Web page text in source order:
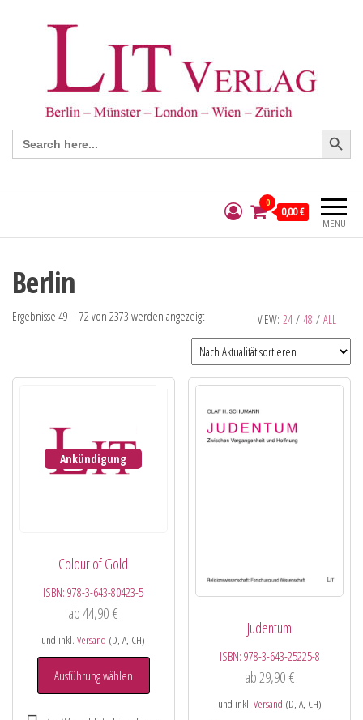
Search
for:
Search Button
MENÜ
0
0,00 €
Berlin
VIEW: 24 / 48 / ALL
Ergebnisse 49 – 72 von 2373 werden angezeigt
Ankündigung
Colour of Gold
ISBN:978-3-643-80423-5
ab44,90€
und inkl.Versand (D, A, CH)
Ausführung wählen
Judentum
ISBN: 978-3-643-25225-8
ab29,90 €
und inkl. Versand (D, A, CH)